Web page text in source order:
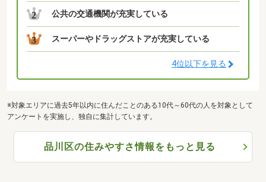
2 公共の交通機関が充実している
3 スーパーやドラッグストアが充実している
4位以下を見る
※対象エリアに過去5年以内に住んだことのある10代～60代の人を対象として
アンケートを実施し、独自に集計しています。
品川区の住みやすさ情報をもっと見る